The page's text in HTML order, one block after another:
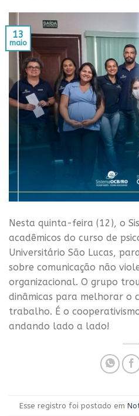
13
maio
Nesta quinta-feira (12), o
acadêmicos do curso de
Universitário São Lucas,
sobre comunicação não
organizacional. O grupo
dinâmicas para melhorar o
trabalho. É o
andando lado a lado!
Esse registro foi postado em